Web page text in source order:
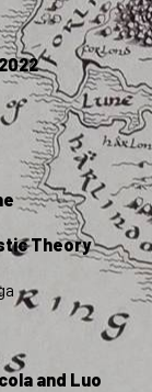
Theory
and Luo